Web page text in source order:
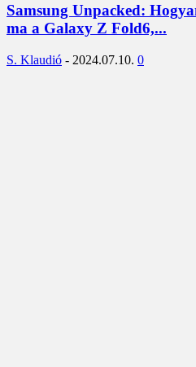
Samsung Unpacked:
ma a Galaxy Z Fold6,...
S. Klaudió - 2024.07.10. 0